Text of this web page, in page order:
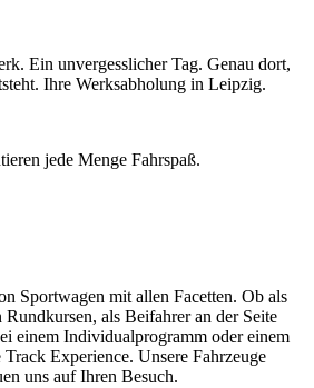
Ein unvergesslicher Tag. Genau dort,
Ihre Werksabholung in Leipzig.
jede Menge Fahrspaß.
Sportwagen mit allen Facetten. Ob als
Rundkursen, als Beifahrer an der Seite
einem Individualprogramm oder einem
Experience. Unsere Fahrzeuge
uns auf Ihren Besuch.